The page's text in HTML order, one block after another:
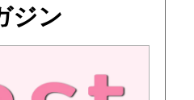
ジン